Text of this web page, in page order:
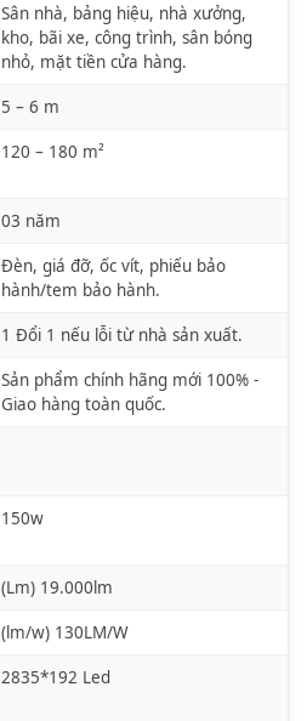
Sân nhà, bảng hiệu, nhà xưởng,
kho, bãi xe, công trình, sân bóng
nhỏ, mặt tiền cửa hàng.
5 – 6 m
120 – 180 m²
03 năm
Đèn, giá đỡ, ốc vít, phiếu bảo
hành/tem bảo hành.
1 Đổi 1 nếu lỗi từ nhà sản xuất.
Sản phẩm chính hãng mới 100% -
Giao hàng toàn quốc.
150w
(Lm) 19.000lm
(lm/w) 130LM/W
2835*192 Led